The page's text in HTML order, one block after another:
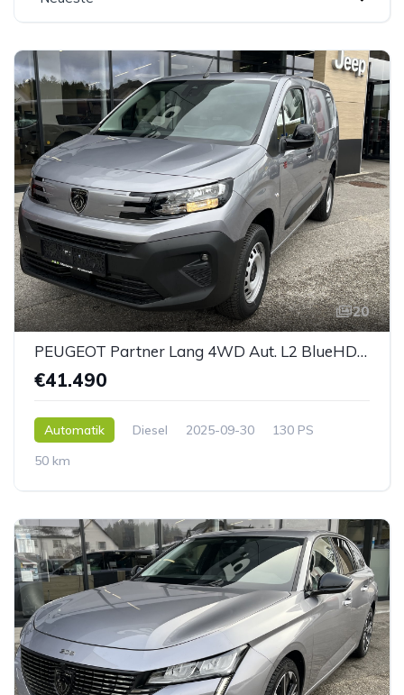
20
PEUGEOT Partner Lang 4WD Aut. L2 BlueHDi 130 S&S Erh. Nutzlast Pemium Aut.
€41.490
Automatik Diesel 2025-09-30
130 PS
50 km